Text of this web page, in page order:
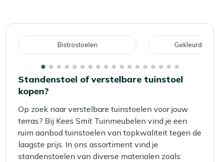
Bistrostoelen Gekleurde
Standenstoel of verstelbare tuinstoel
kopen?
Op zoek naar verstelbare tuinstoelen voor jouw
terras? Bij Kees Smit Tuinmeubelen vind je een
ruim aanbod tuinstoelen van topkwaliteit tegen de
laagste prijs. In ons assortiment vind je
standenstoelen van diverse materialen zoals: